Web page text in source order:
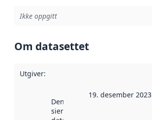
Ikke oppgitt
Om datasettet
Utgiver:
Denne datoen
sier når
19. desember 2023